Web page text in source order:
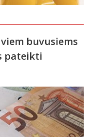
buvusiems
pateikti